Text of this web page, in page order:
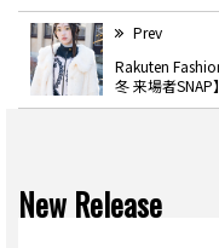
Prev
Rakuten
冬 来場者SNAP
New Release